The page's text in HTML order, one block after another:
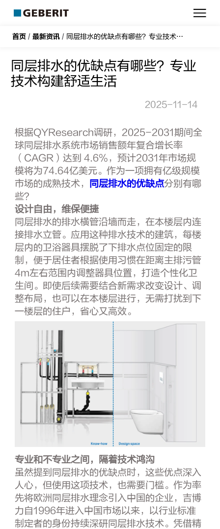
力
首页 / 最新资讯 / 同层排水的优缺点有哪些？专业技术构建舒适生活
同层排水的优缺点有哪些？专业
技术构建舒适生活
2025-11-14
根据QYResearch调研，2025-2031期间全
球同层排水系统市场销售额年复合增长率
（CAGR）达到 4.6%，预计2031年市场规
模将为74.64亿美元。作为一项拥有亿级规模
市场的成熟技术，
同层排水的优缺点分别有哪
些？
设计自由，维保便捷
同层排水的排水横管沿墙而走，在本楼层内连
接排水立管。应用这种排水技术的建筑，每楼
层内的卫浴器具摆脱了下排水点位固定的限
制，便于居住者根据使用习惯在距离主排污管
4m左右范围内调整器具位置，打造个性化卫
生间。即使后续需要结合新需求改变设计、调
整布局，也可以在本楼层进行，无需打扰到下
一楼层的住户，省心又高效。
专业和不专业之间，隔着技术鸿沟
虽然提到同层排水的优缺点时，这些优点深入
人心，但使用这项技术，也需要门槛。作为率
先将欧洲同层排水理念引入中国的企业，吉博
力自1996年进入中国市场以来，以行业标准
制定者的身份持续深研同层排水技术。凭借精